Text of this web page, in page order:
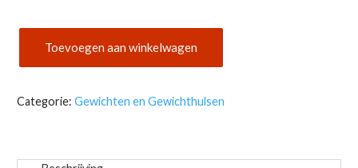
prijs
was:
€16,50.
prijs
is:
€12,50.
messing
Toevoegen aan winkelwagen
Categorie: Gewichten en Gewichthulsen